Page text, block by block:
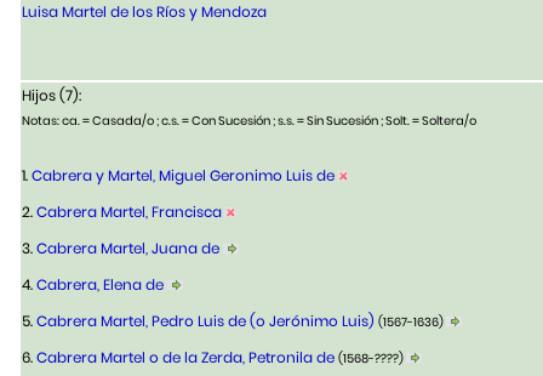
Luisa Martel de los Ríos y Mendoza
Hijos (7):
Notas: ca. = Casada/o ; c.s. = Con Sucesión ; s.s. = Sin Sucesión ; Solt. = Soltera/o
1.Cabrera y Martel, Miguel Geronimo Luis de
2.Cabrera Martel, Francisca
3.Cabrera Martel, Juana de
4.Cabrera, Elena de
5.Cabrera Martel, Pedro Luis de (o Jerónimo Luis) (1567-1636)
6.Cabrera Martel o de la Zerda, Petronila de (1568-????)